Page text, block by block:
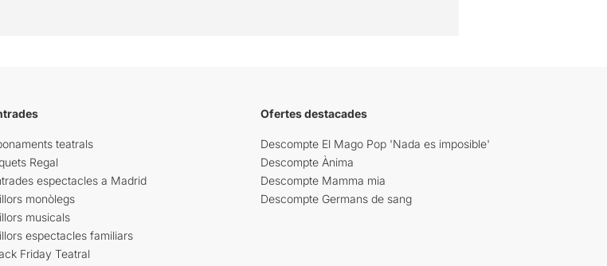
teatrals
Regal
espectacles a Madrid
monòlegs
musicals
espectacles familiars
Friday Teatral
Ofertes destacades
Descompte El Mago Pop 'Nada es imposible'
Descompte Ànima
Descompte Mamma mia
Descompte Germans de sang